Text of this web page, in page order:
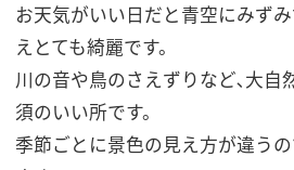
お天気がいい日だと青空にみず
えとても綺麗です。
川の音や鳥のさえずりなど､大自
須のいい所です。
季節ごとに景色の見え方が違う